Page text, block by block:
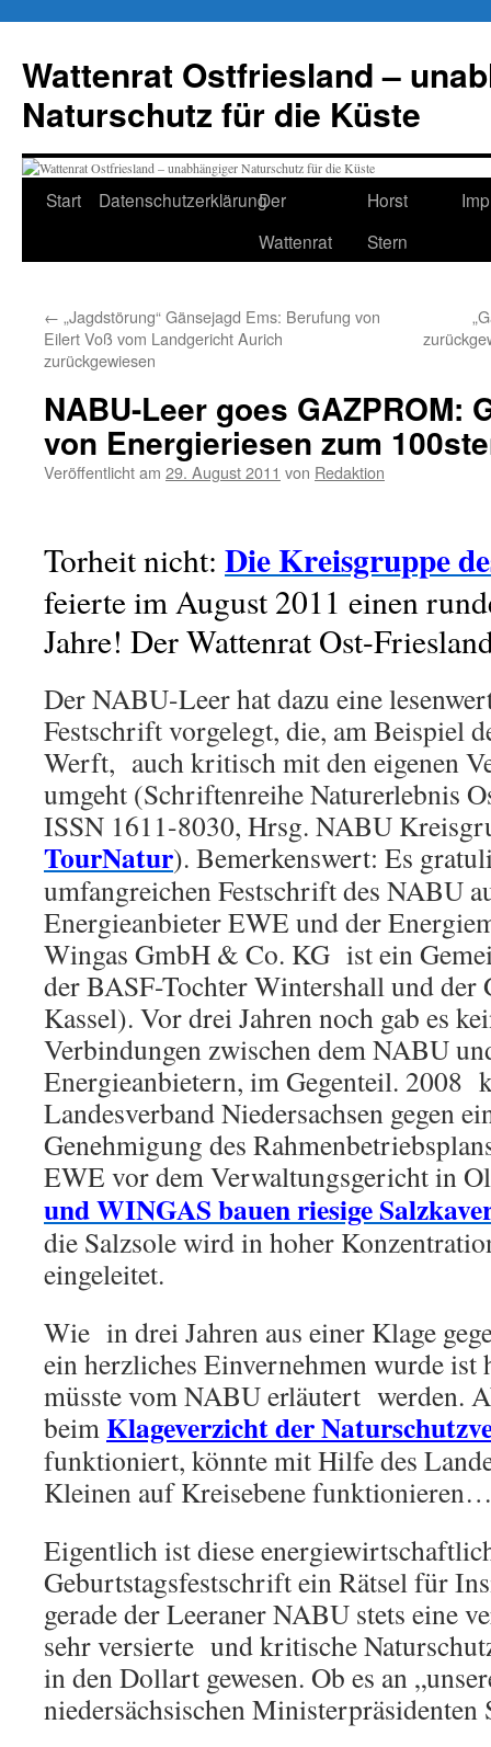
springen
Wattenrat Ostfriesland –
Naturschutz für die Küste
Start DatenschutzerklärungDer
Wattenrat
Horst
Stern
← „Jagdstörung“ Gänsejagd Ems: Berufung von
Eilert Voß vom Landgericht Aurich
zurückgewiesen
NABU-Leer goes GAZPROM:
von Energieriesen zum
Veröffentlicht am 29. August 2011 von Redaktion
Torheit nicht: Die Kreisgruppe
feierte im August 2011 einen
Jahre! Der Wattenrat Ost-
Der NABU-Leer hat dazu eine
Festschrift vorgelegt, die, am Beispiel
Werft, auch kritisch mit den eigenen
umgeht (Schriftenreihe Naturerlebnis
ISSN 1611-8030, Hrsg. NABU
TourNatur). Bemerkenswert: Es
umfangreichen Festschrift des NABU
Energieanbieter EWE und der
Wingas GmbH & Co. KG ist ein
der BASF-Tochter Wintershall und der
Kassel). Vor drei Jahren noch gab es
Verbindungen zwischen dem NABU
Energieanbietern, im Gegenteil. 2008
Landesverband Niedersachsen gegen
Genehmigung des
EWE vor dem Verwaltungsgericht in
und WINGAS bauen riesige
die Salzsole wird in hoher
eingeleitet.
Wie in drei Jahren aus einer Klage
ein herzliches Einvernehmen wurde ist
müsste vom NABU erläutert werden.
beimKlageverzicht der
funktioniert, könnte mit Hilfe des
Kleinen auf Kreisebene
Eigentlich ist diese
Geburtstagsfestschrift ein Rätsel für
gerade der Leeraner NABU stets eine
sehr versierte und kritische
in den Dollart gewesen. Ob es an
niedersächsischen Ministerpräsidenten